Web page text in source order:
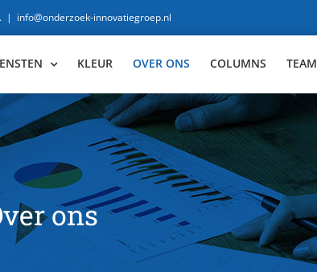
| info@onderzoek-innovatiegroep.nl
KLEUR OVER ONS COLUMNS TEAM
ons